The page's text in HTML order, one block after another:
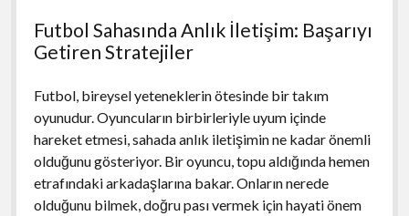
Futbol Sahasında Anlık İletişim: Başarıyı
Getiren Stratejiler
Futbol, bireysel yeteneklerin ötesinde bir takım
oyunudur. Oyuncuların birbirleriyle uyum içinde
hareket etmesi, sahada anlık iletişimin ne kadar önemli
olduğunu gösteriyor. Bir oyuncu, topu aldığında hemen
etrafındaki arkadaşlarına bakar. Onların nerede
olduğunu bilmek, doğru pası vermek için hayati önem